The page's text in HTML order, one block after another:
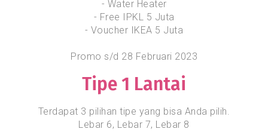
- Water Heater
- Free IPKL 5 Juta
- Voucher IKEA 5 Juta
Promo s/d 28 Februari 2023
Tipe 1 Lantai
Terdapat 3 pilihan tipe yang bisa Anda pilih.
Lebar 6, Lebar 7, Lebar 8